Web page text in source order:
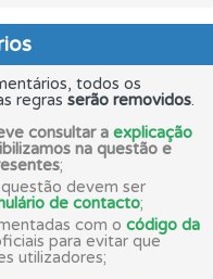
todos os
regras serão removidos.
consultar a explicação
na questão e
;
devem ser
de contacto;
com o código da
para evitar que
utilizadores;